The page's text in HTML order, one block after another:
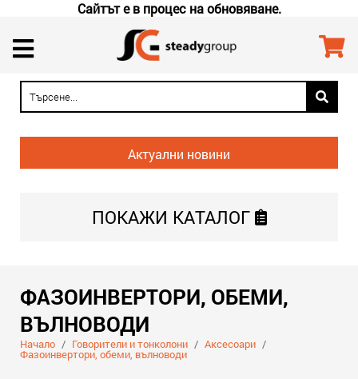
Сайтът е в процес на обновяване.
Актуални новини
ПОКАЖИ КАТАЛОГ
ФАЗОИНВЕРТОРИ, ОБЕМИ,
ВЪЛНОВОДИ
Начало / Говорители и тонколони / Аксесоари /
Фазоинвертори, обеми, вълноводи